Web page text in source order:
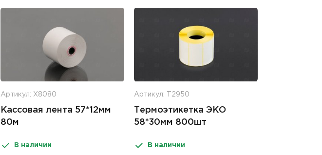
Артикул: Х8080
Кассовая лента 57*12мм
80м
В наличии
Артикул: Т2950
Термоэтикетка ЭКО
58*30мм 800шт
В наличии